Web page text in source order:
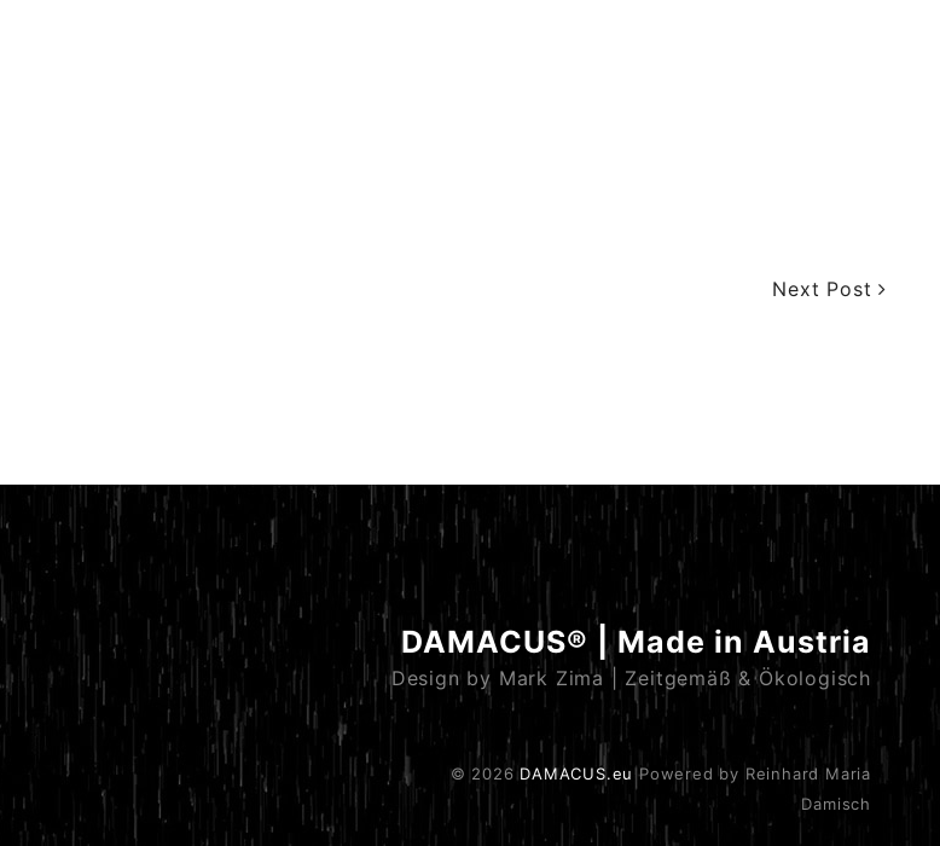
Next Post
DAMACUS® | Made in Austria
Design by Mark Zima | Zeitgemäß & Ökologisch
© 2026 DAMACUS.eu Powered by Reinhard Maria
Damisch